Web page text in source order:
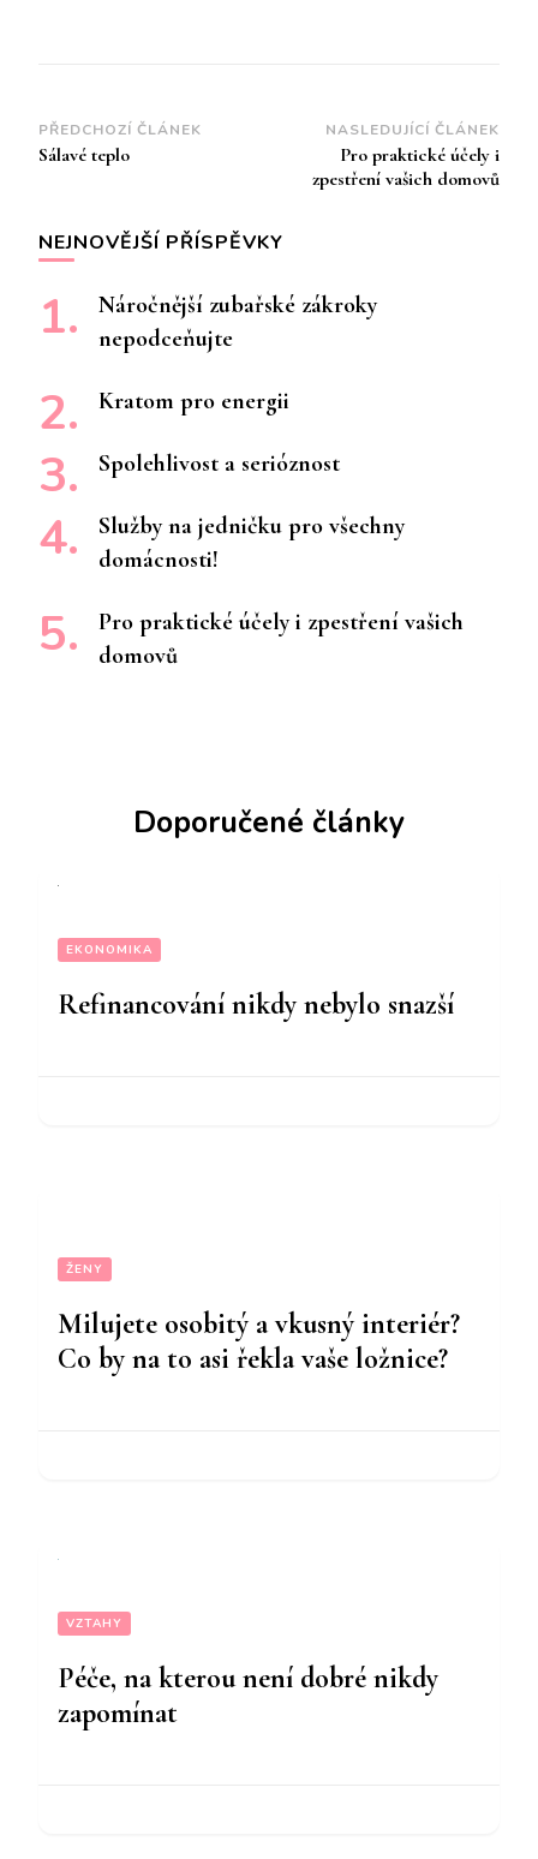
Navigace
příspěvku
PŘEDCHOZÍ ČLÁNEK
Sálavé teplo
NASLEDUJÍCÍ ČLÁNEK
Pro praktické účely i
zpestření vašich domovů
NEJNOVĚJŠÍ PŘÍSPĚVKY
Náročnější zubařské zákroky
nepodceňujte
Kratom pro energii
Spolehlivost a serióznost
Služby na jedničku pro všechny
domácnosti!
Pro praktické účely i zpestření vašich
domovů
Doporučené články
EKONOMIKA
Refinancování nikdy nebylo snazší
ŽENY
Milujete osobitý a vkusný interiér?
Co by na to asi řekla vaše ložnice?
VZTAHY
Péče, na kterou není dobré nikdy
zapomínat